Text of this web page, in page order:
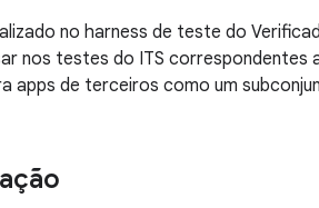
no harness de teste do
nos testes do ITS
apps de terceiros como um